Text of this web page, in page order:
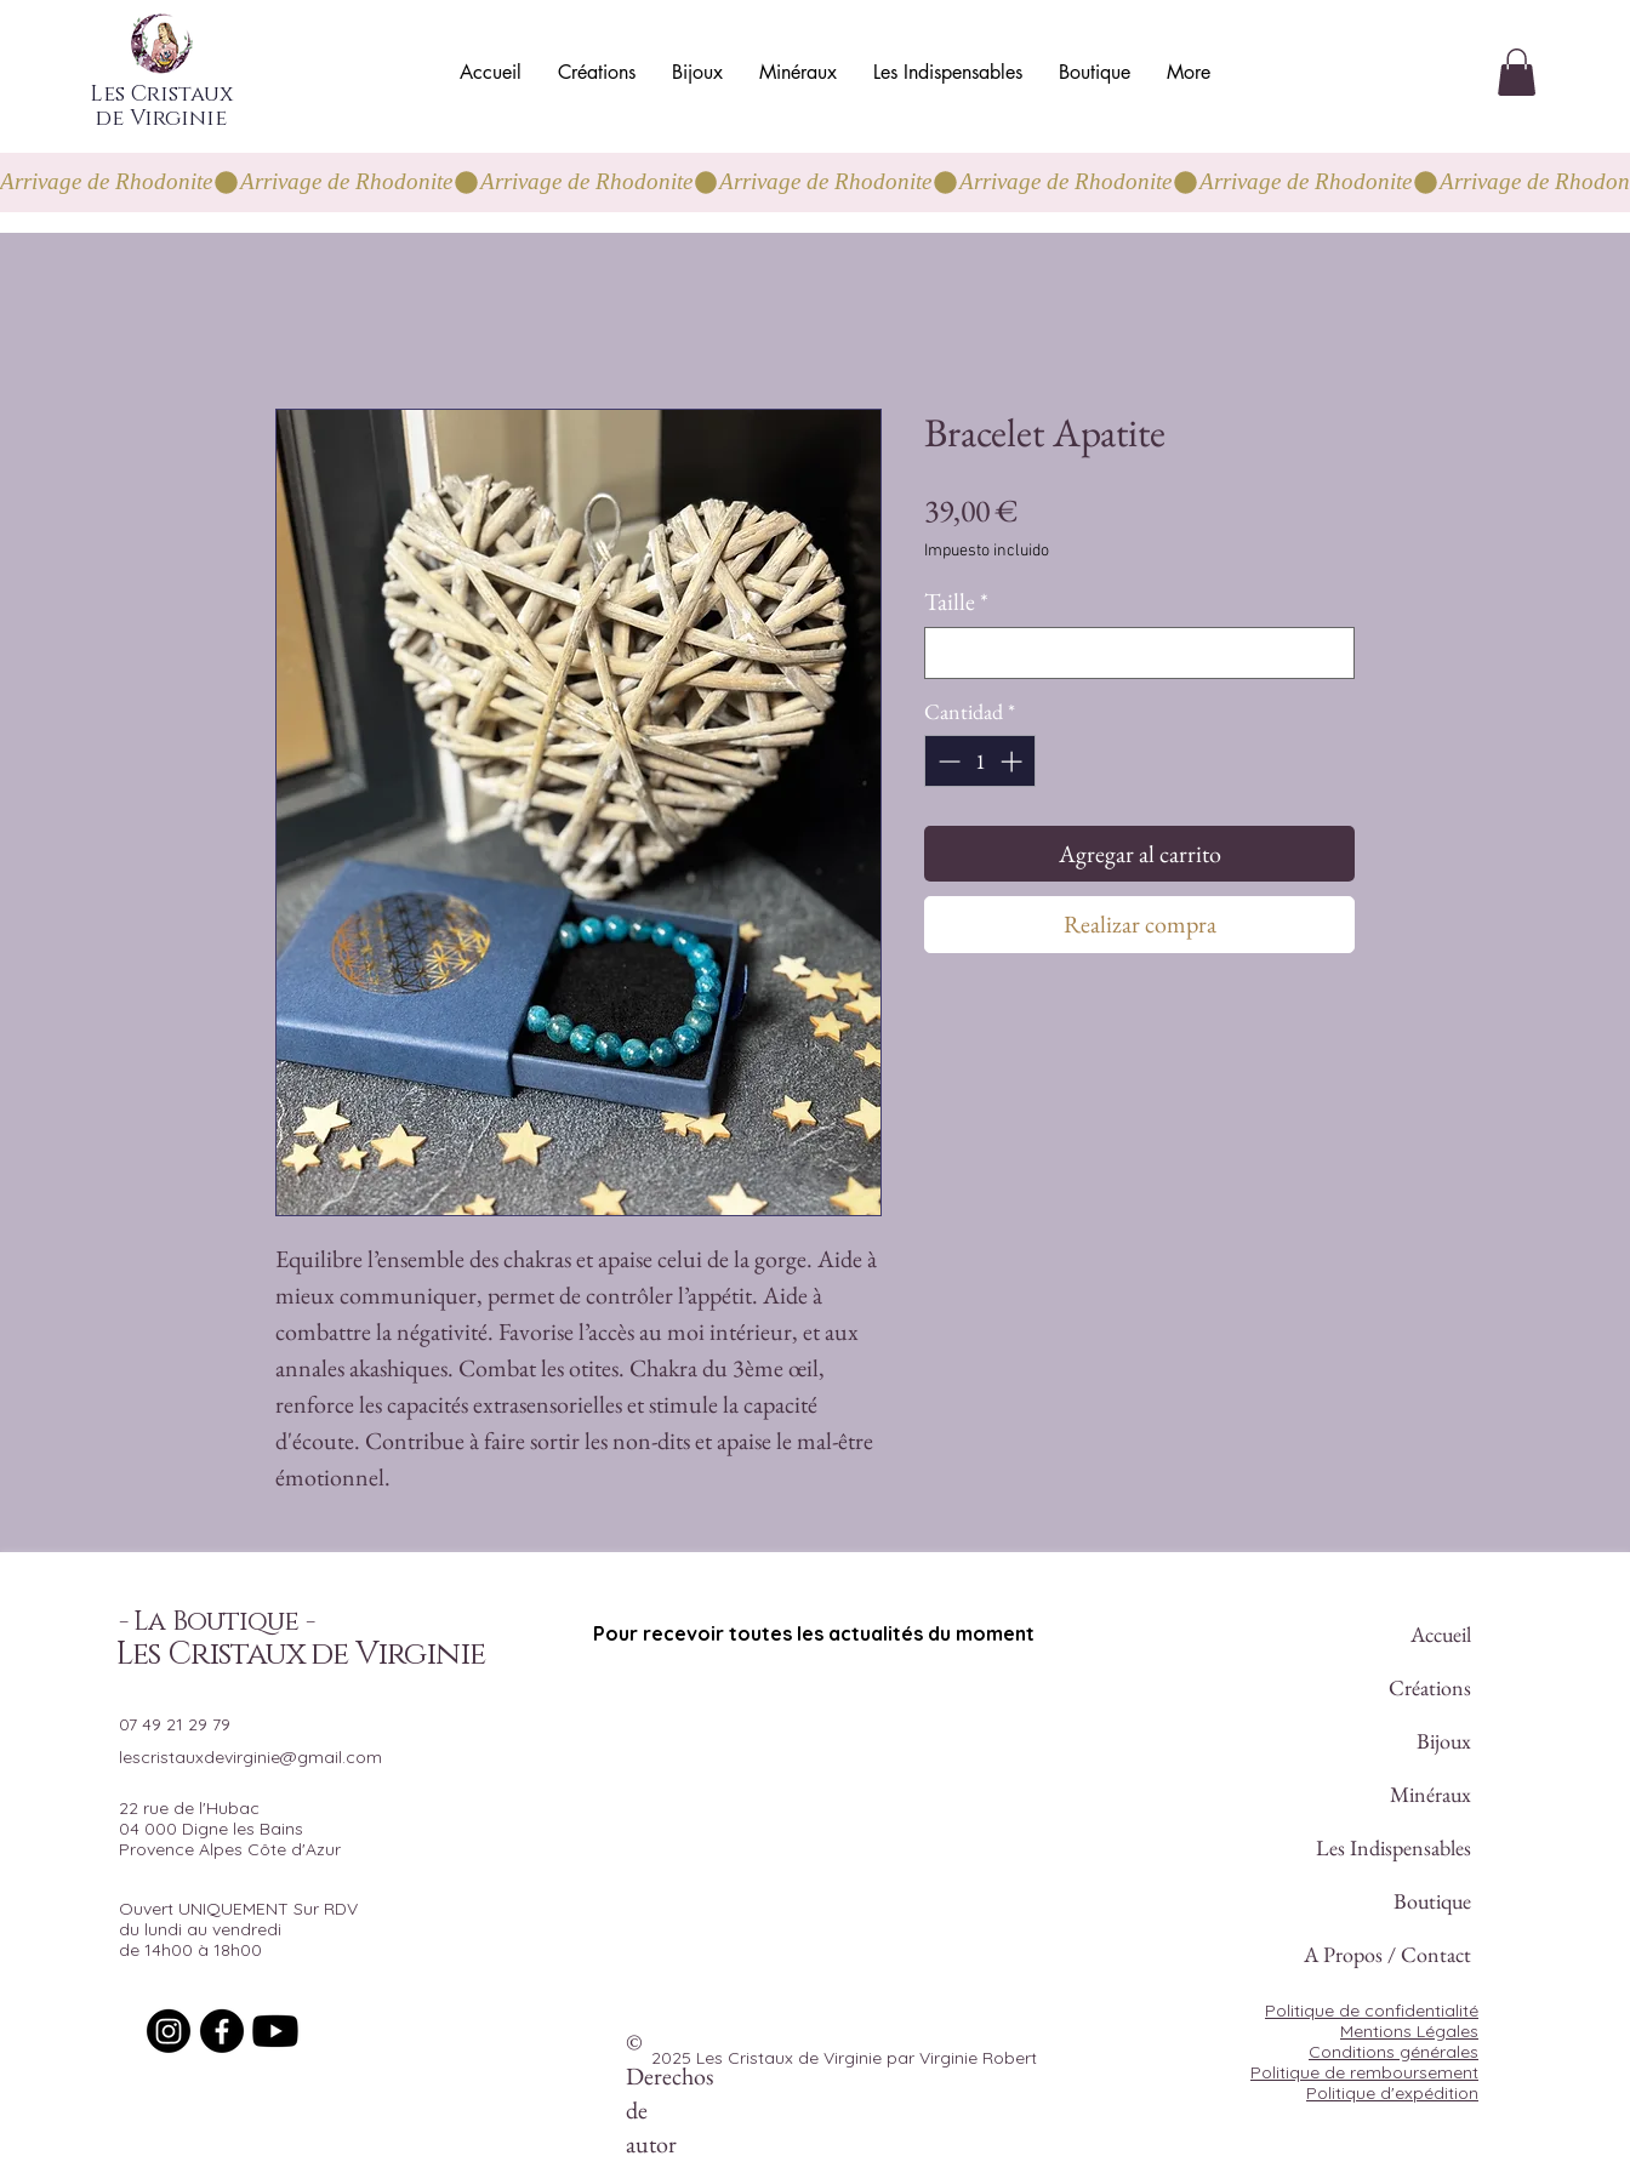
Les Cristaux
de Virginie
Accueil Créations Bijoux Minéraux Les Indispensables Boutique More
Arrivage de Rhodonite
Equilibre l’ensemble des chakras et apaise celui de la gorge. Aide à
mieux communiquer, permet de contrôler l’appétit. Aide à
combattre la négativité. Favorise l’accès au moi intérieur, et aux
annales akashiques. Combat les otites. Chakra du 3ème œil,
renforce les capacités extrasensorielles et stimule la capacité
d'écoute. Contribue à faire sortir les non-dits et apaise le mal-être
émotionnel.
Bracelet Apatite
39,00 €Precio
Impuesto incluido
Taille *
Cantidad *
Agregar al carrito
Realizar compra
- La Boutique -
Les Cristaux de Virginie
07 49 21 29 79
lescristauxdevirginie@gmail.com
22 rue de l'Hubac
04 000 Digne les Bains
Provence Alpes Côte d'Azur
Ouvert UNIQUEMENT Sur RDV
du lundi au vendredi
de 14h00 à 18h00
Pour recevoir toutes les actualités du moment
2025 Les Cristaux de Virginie par Virginie Robert
©
Derechos
de
autor
Accueil
Créations
Bijoux
Minéraux
Les Indispensables
Boutique
A Propos / Contact
Politique de confidentialité
Mentions Légales
Conditions générales
Politique de remboursement
Politique d'expédition